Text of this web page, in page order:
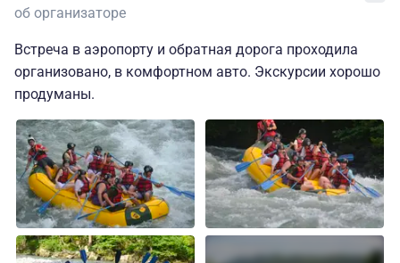
об организаторе
Встреча в аэропорту и обратная дорога проходила
организовано, в комфортном авто. Экскурсии хорошо
продуманы.